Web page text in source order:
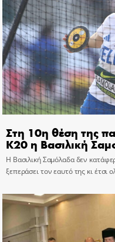
Στη 10η θέση της
Κ20 η Βασιλική
Η Βασιλική Σαμόλαδα δεν
ξεπεράσει τον εαυτό της κι έτσι